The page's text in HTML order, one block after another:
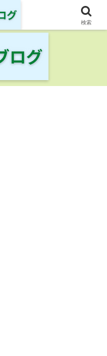
行士の旅の記録
検索